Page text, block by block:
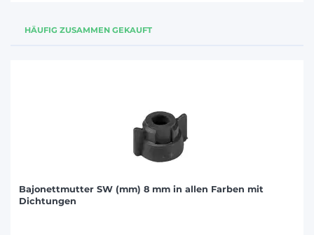
HÄUFIG ZUSAMMEN GEKAUFT
Bajonettmutter SW (mm) 8 mm in allen Farben mit
Dichtungen